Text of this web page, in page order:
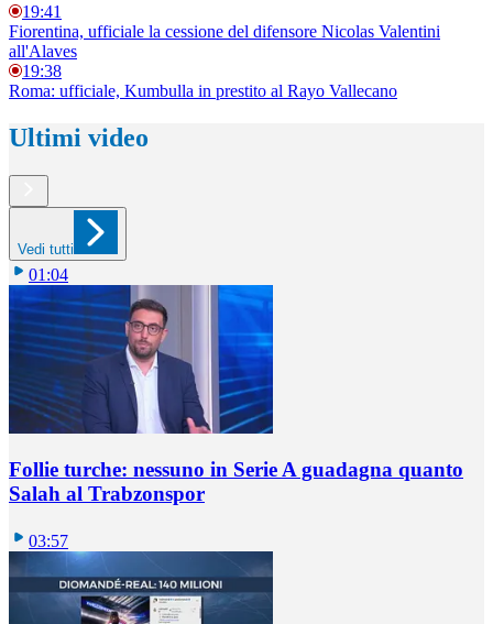
19:41
Fiorentina, ufficiale la cessione del difensore Nicolas Valentini
all'Alaves
19:38
Roma: ufficiale, Kumbulla in prestito al Rayo Vallecano
Ultimi video
Vedi tutti
01:04
Follie turche: nessuno in Serie A guadagna quanto
Salah al Trabzonspor
03:57